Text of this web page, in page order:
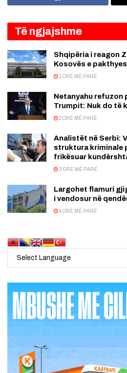
Të ngjajshme
Shqipëria i reagon
Kosovës e
1 ORË MË PARË
Netanyahu refuzon
Trumpit: Nuk do të
2 ORË MË PARË
Analistët në Serbi:
struktura kriminale
frikësuar
3 ORË MË PARË
Largohet flamuri
i vendosur në
4 ORË MË PARË